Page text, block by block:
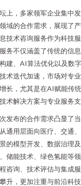
上，多家领军企业集中
域的合作需求，展现了
技术咨询服务作为科技
务不仅涵盖了传统的信
建、AI算法优化以及数
术迭代加速，市场对专
长，尤其是在AI赋能传
术解决方案与专业服务支
发布的合作需求凸显了
通用层面向医疗、交通
的模型开发、数据治理
储能技术、绿色氢能等
咨询、技术评估与集成
升，更加注重与前沿科